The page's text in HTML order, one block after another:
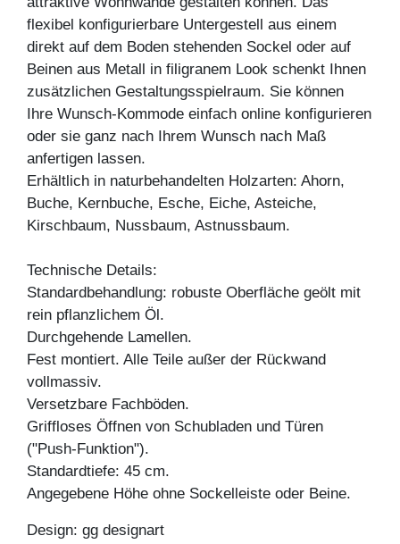
flexibel konfigurierbare Untergestell aus einem
direkt auf dem Boden stehenden Sockel oder auf
Beinen aus Metall in filigranem Look schenkt Ihnen
zusätzlichen Gestaltungsspielraum. Sie können
Ihre Wunsch-Kommode einfach online konfigurieren
oder sie ganz nach Ihrem Wunsch nach Maß
anfertigen lassen.
Erhältlich in naturbehandelten Holzarten: Ahorn,
Buche, Kernbuche, Esche, Eiche, Asteiche,
Kirschbaum, Nussbaum, Astnussbaum.
Technische Details:
Standardbehandlung: robuste Oberfläche geölt mit
rein pflanzlichem Öl.
Durchgehende Lamellen.
Fest montiert. Alle Teile außer der Rückwand
vollmassiv.
Versetzbare Fachböden.
Griffloses Öffnen von Schubladen und Türen
("Push-Funktion").
Standardtiefe: 45 cm.
Angegebene Höhe ohne Sockelleiste oder Beine.
Design: gg designart